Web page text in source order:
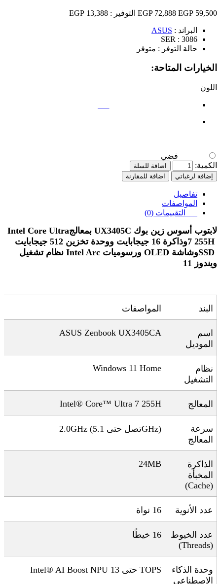
59,500 EGP
72,888 EGP التوفير : 13,388 EGP
البراند : ASUS
SER : 3086
حالة التوفر : متوفر
الخيارات المتاحة:
اللون
فضي
الكمية:
اضافة للسلة
إضافة لرغباتي
اضافة للمقارنة
تفاصيل
المواصفات
التقييمات (0)
لابتوب أسوس زين بوك UX3405C بمعالجIntel Core Ultra
7 255Hوذاكرة 16 جيجابايت ووحدة تخزين 512 جيجابايت
SSDوشاشة OLED ورسوميات Intel Arc نظام تشغيل
ويندوز 11
البند المواصفات
اسم
الموديل
ASUS Zenbook UX3405CA
نظام
التشغيل
Windows 11 Home
المعالج Intel® Core™ Ultra 7 255H
سرعة
المعالج
2.0GHz ( تصل حتى 5.1GHz)
الذاكرة
المخبأة
(Cache)
24MB
عدد الأنوية 16 نواة
عدد الخيوط
(Threads)
16 خيطًا
وحدة الذكاء
الاصطناعي
Intel® AI Boost NPU حتى 13 TOPS